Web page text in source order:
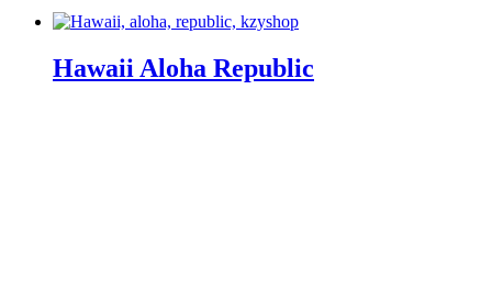
Hawaii Aloha Republic